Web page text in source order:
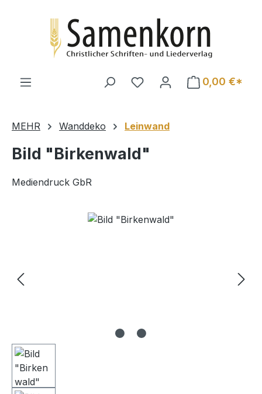
0,00 €*
MEHR Wanddeko Leinwand
Bild "Birkenwald"
Mediendruck GbR
Bildergalerie überspringen